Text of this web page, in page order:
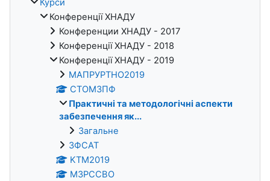
Курси
Конференції ХНАДУ
Конференции ХНАДУ - 2017
Конференції ХНАДУ - 2018
Конференції ХНАДУ - 2019
МАПРУРТНО2019
СТОМЗПФ
Практичні та методологічні аспекти
забезпечення як...
Загальне
ЗФСАТ
KTM2019
МЗРССВО